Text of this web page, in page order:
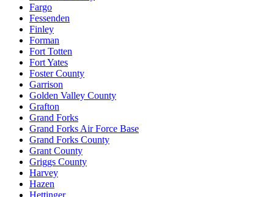
Fargo
Fessenden
Finley
Forman
Fort Totten
Fort Yates
Foster County
Garrison
Golden Valley County
Grafton
Grand Forks
Grand Forks Air Force Base
Grand Forks County
Grant County
Griggs County
Harvey
Hazen
Hettinger